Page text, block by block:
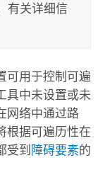
有关详细信
可用于控制可遍
具中未设置或未
网络中通过路
根据可遍历性在
受到 障碍要素的